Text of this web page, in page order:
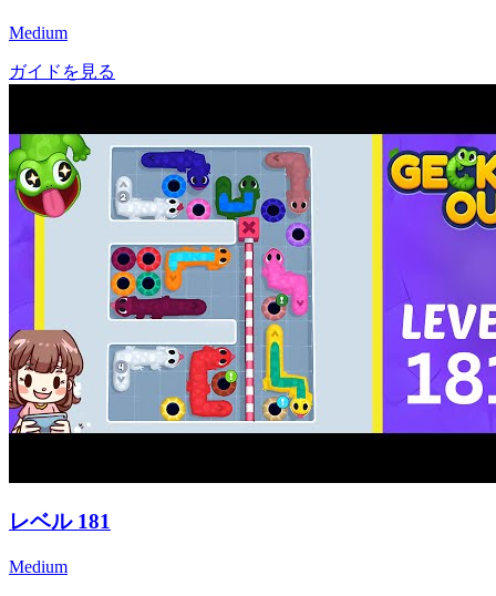
Medium
ガイドを見る
レベル 181
Medium